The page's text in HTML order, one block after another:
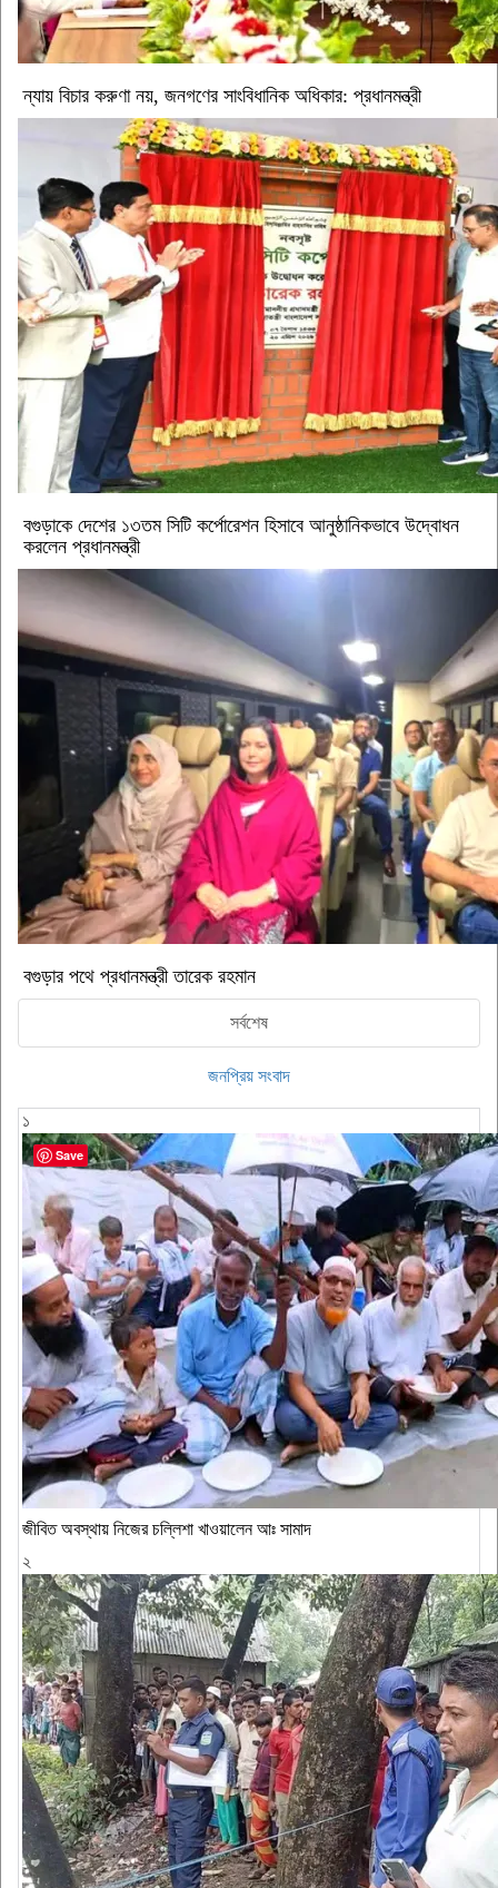
ন্যায় বিচার করুণা নয়, জনগণের সাংবিধানিক অধিকার: প্রধানমন্ত্রী
বগুড়াকে দেশের ১৩তম সিটি কর্পোরেশন হিসাবে আনুষ্ঠানিকভাবে উদ্বোধন
করলেন প্রধানমন্ত্রী
বগুড়ার পথে প্রধানমন্ত্রী তারেক রহমান
সর্বশেষ
জনপ্রিয় সংবাদ
১
জীবিত অবস্থায় নিজের চল্লিশা খাওয়ালেন আঃ সামাদ
২
Save